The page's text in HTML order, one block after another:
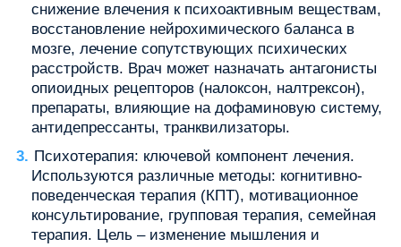
снижение влечения к психоактивным веществам,
восстановление нейрохимического баланса в
мозге, лечение сопутствующих психических
расстройств. Врач может назначать антагонисты
опиоидных рецепторов (налоксон, налтрексон),
препараты, влияющие на дофаминовую систему,
антидепрессанты, транквилизаторы.
Психотерапия: ключевой компонент лечения.
Используются различные методы: когнитивно-
поведенческая терапия (КПТ), мотивационное
консультирование, групповая терапия, семейная
терапия. Цель – изменение мышления и